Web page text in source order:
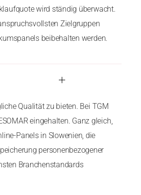
wird ständig überwacht.
Zielgruppen
beibehalten werden.
Qualität zu bieten. Bei TGM
eingehalten. Ganz gleich,
Panels in Slowenien, die
personenbezogener
Branchenstandards